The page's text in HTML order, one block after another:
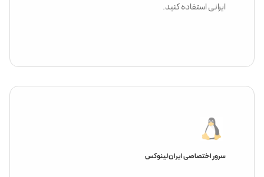
ایرانی استفاده کنید.
سرور اختصاصی ایران لینوکس